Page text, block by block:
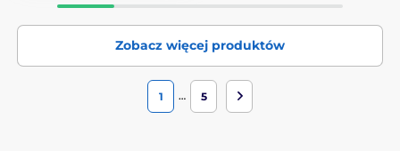
Zobacz więcej produktów
1 … 5